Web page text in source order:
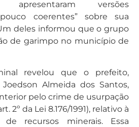
versões
coerentes” sobre sua
deles informou que o grupo
de garimpo no município de
revelou que o prefeito,
Almeida dos Santos,
pelo crime de usurpação
2º da Lei 8.176/1991), relativo à
de recursos minerais. Essa